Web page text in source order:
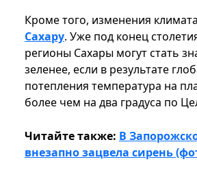
Кроме того, изменения
Сахару. Уже под конец
регионы Сахары могут стать
зеленее, если в результате
потепления температура на
более чем на два градуса по
Читайте также: В
внезапно зацвела сирень